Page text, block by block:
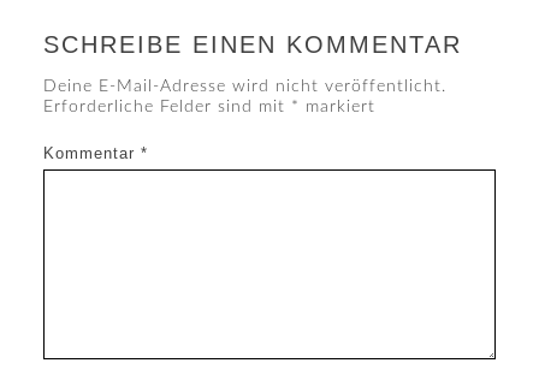
SCHREIBE EINEN KOMMENTAR
Deine E-Mail-Adresse wird nicht veröffentlicht.
Erforderliche Felder sind mit * markiert
Kommentar *